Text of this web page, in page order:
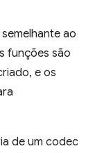
semelhante ao
funções são
e os
de um codec